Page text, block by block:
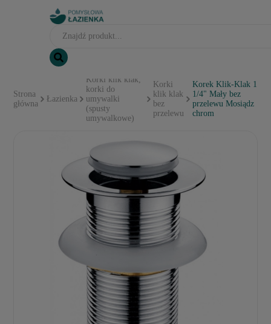
Strona
główna
Łazienka
Korki klik klak,
korki do
umywalki
(spusty
umywalkowe)
Korki
klik klak
bez
przelewu
Korek Klik-Klak 1
1/4" Mały bez
przelewu Mosiądz
chrom